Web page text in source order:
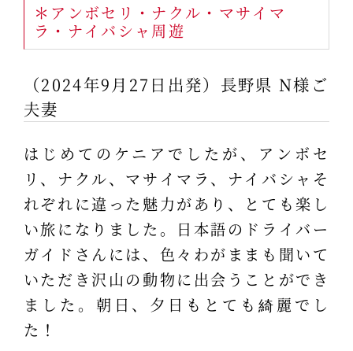
＊アンボセリ・ナクル・マサイマ
ラ・ナイバシャ周遊
（2024年9月27日出発）長野県 N様ご
夫妻
はじめてのケニアでしたが、アンボセ
リ、ナクル、マサイマラ、ナイバシャそ
れぞれに違った魅力があり、とても楽し
い旅になりました。日本語のドライバー
ガイドさんには、色々わがままも聞いて
いただき沢山の動物に出会うことができ
ました。朝日、夕日もとても綺麗でし
た！